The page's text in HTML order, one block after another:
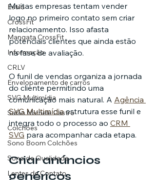
Estilo
CrossFit
Mangata CrossFit
Informação
CRLV
Envelopamento de carros
SVG Multimídia
Salão Michele Castro
Colchões
Sono Boom Colchões
Sono de Qualidade
Lentes de Contato
Muitas empresas tentam vender
logo no primeiro contato sem criar
relacionamento. Isso afasta
potenciais clientes que ainda estão
na fase de avaliação.
O funil de vendas organiza a jornada
do cliente permitindo uma
comunicação mais natural. A Agência
SVG Multimídia estrutura esse funil e
integra todo o processo ao CRM
SVG para acompanhar cada etapa.
Criar anúncios
genéricos